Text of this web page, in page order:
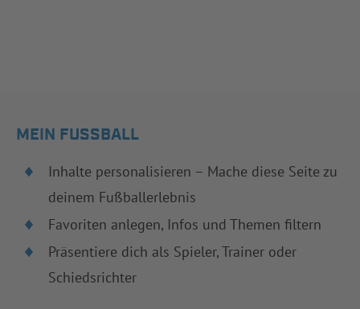
MEIN FUSSBALL
Inhalte personalisieren – Mache diese Seite zu
deinem Fußballerlebnis
Favoriten anlegen, Infos und Themen filtern
Präsentiere dich als Spieler, Trainer oder
Schiedsrichter